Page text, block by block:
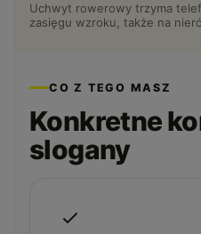
Uchwyt rowerowy trzyma
zasięgu wzroku, także na
CO Z TEGO MASZ
Konkretne
slogany